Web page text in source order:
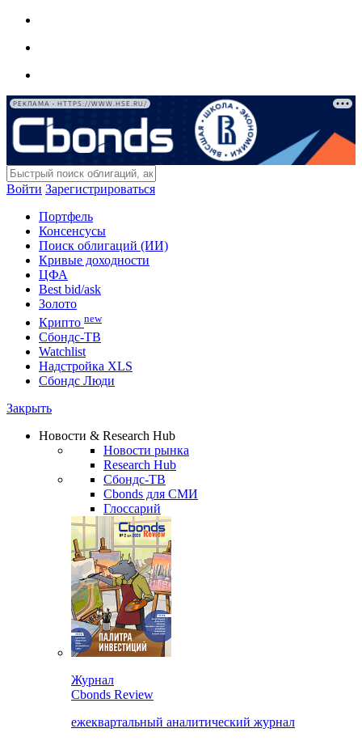
РЕКЛАМА • HTTPS://WWW.HSE.RU/
Войти Зарегистрироваться
Портфель
Консенсусы
Поиск облигаций (ИИ)
Кривые доходности
ЦФА
Best bid/ask
Золото
Крипто new
Сбондс-ТВ
Watchlist
Надстройка XLS
Сбондс Люди
Закрыть
Новости & Research Hub
Новости рынка
Research Hub
Сбондс-ТВ
Cbonds для СМИ
Глоссарий
Журнал
Cbonds Review
ежеквартальный аналитический журнал